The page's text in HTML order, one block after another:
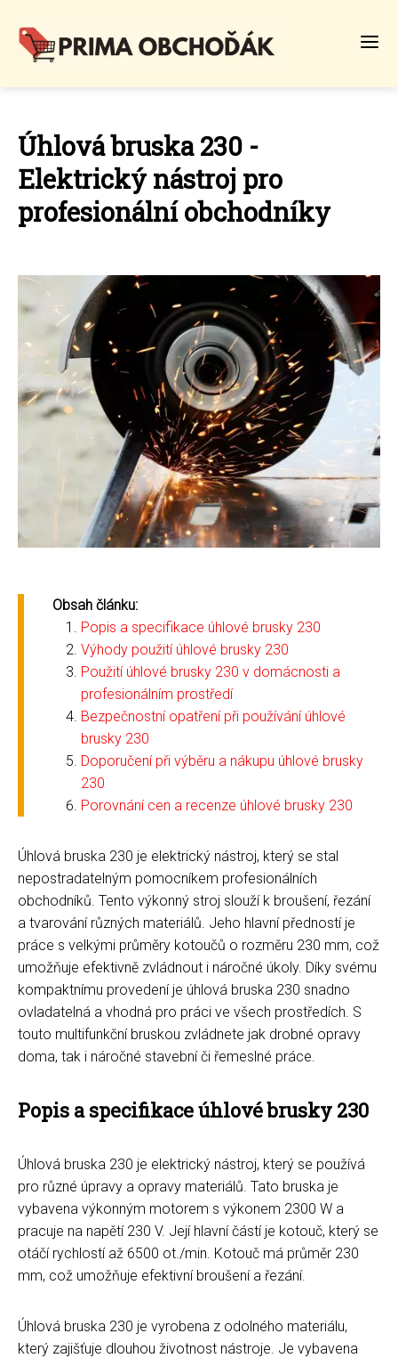
Úhlová bruska 230 -
Elektrický nástroj pro
profesionální obchodníky
Obsah článku:
Popis a specifikace úhlové brusky 230
Výhody použití úhlové brusky 230
Použití úhlové brusky 230 v domácnosti a
profesionálním prostředí
Bezpečnostní opatření při používání úhlové
brusky 230
Doporučení při výběru a nákupu úhlové brusky
230
Porovnání cen a recenze úhlové brusky 230
Úhlová bruska 230 je elektrický nástroj, který se stal
nepostradatelným pomocníkem profesionálních
obchodníků. Tento výkonný stroj slouží k broušení, řezání
a tvarování různých materiálů. Jeho hlavní předností je
práce s velkými průměry kotoučů o rozměru 230 mm, což
umožňuje efektivně zvládnout i náročné úkoly. Díky svému
kompaktnímu provedení je úhlová bruska 230 snadno
ovladatelná a vhodná pro práci ve všech prostředích. S
touto multifunkční bruskou zvládnete jak drobné opravy
doma, tak i náročné stavební či řemeslné práce.
Popis a specifikace úhlové brusky 230
Úhlová bruska 230 je elektrický nástroj, který se používá
pro různé úpravy a opravy materiálů. Tato bruska je
vybavena výkonným motorem s výkonem 2300 W a
pracuje na napětí 230 V. Její hlavní částí je kotouč, který se
otáčí rychlostí až 6500 ot./min. Kotouč má průměr 230
mm, což umožňuje efektivní broušení a řezání.
Úhlová bruska 230 je vyrobena z odolného materiálu,
který zajišťuje dlouhou životnost nástroje. Je vybavena